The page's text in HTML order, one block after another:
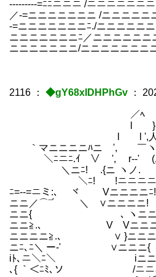
-------‐-=ﾆﾆニニニ /ニニニ
／-=ニニニニニニニ /ニ
-=ニニニニニニニﾆ./ニニニニ
ニニニニニニニﾆ／ニニニニニ
ニニニニニニニ/ニニニニニニニ
2116 ： ◆gY68xIDHPhGv ：
／
l } /Y
l l ',人ﾉ ／
｀マニニニニ
＼ﾆニﾆ.ｲ ∨
＼ニﾆ! .{ニ
＼ﾆ! !ニニニ
ﾆ=--=ニミ:､
ニニ／⌒¨´ ＼
ニニ{ ､ ヽニニ
ニニ≧.､ V Vニ
ニニニニ≧.､ ∨
ニﾆ､ﾆ＼ ー‐'
iﾄ､ニ＼ﾆ＼ iニ
､{ ｀＜ﾆﾐ､ソ /ニ